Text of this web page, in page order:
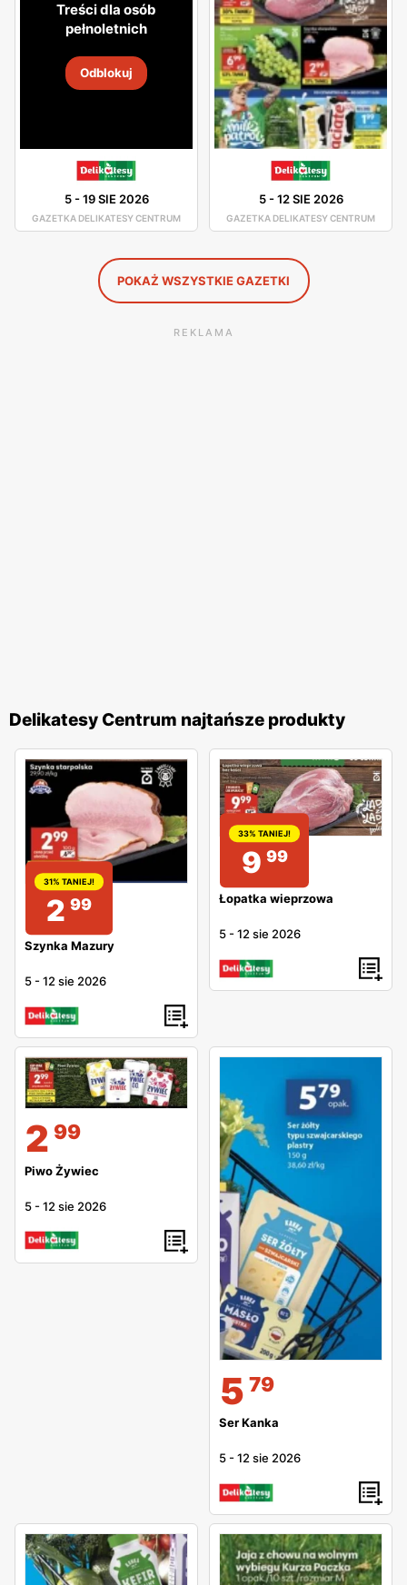
potrzebnego dla Ciebie produktu.
W asortymencie dostępne są artykuły spożywcze oraz
chemia gospodarcza od pewnych producentów, którzy
gwarantują Ci dobrą jakość swoich produktów. Świeże
chrupiące pieczywo, smaczne owoce i warzywa, wyborne
mięsa oraz ryby - to wszystko znajdziesz w Delikatesach
Centrum. Duża ilość tych sklepów sprawia, że nawet nie
musisz wsiadać w samochód, by pójść na zakupy, gdyż
jest ogromne prawdopodobieństwo, że sklep Delikatesy
Centrum znajduje się w niedalekiej odległości od Ciebie.
Treści dla osób
pełnoletnich
Odblokuj
5-19 SIE 2026
GAZETKA DELIKATESY CENTRUM
5-12 SIE 2026
GAZETKA DELIKATESY CENTRUM
POKAŻ WSZYSTKIE GAZETKI
REKLAMA
Delikatesy Centrum najtańsze produkty
31% TANIEJ!
2 99
Szynka Mazury
5 -12 sie 2026
33% TANIEJ!
9 99
Łopatka wieprzowa
5 -12 sie 2026
2 99
Piwo Żywiec
5 -12 sie 2026
5 79
Ser Kanka
5 -12 sie 2026